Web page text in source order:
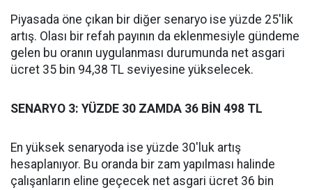
Piyasada öne çıkan bir diğer senaryo ise yüzde 25'lik
artış. Olası bir refah payının da eklenmesiyle gündeme
gelen bu oranın uygulanması durumunda net asgari
ücret 35 bin 94,38 TL seviyesine yükselecek.
SENARYO 3: YÜZDE 30 ZAMDA 36 BİN 498 TL
En yüksek senaryoda ise yüzde 30'luk artış
hesaplanıyor. Bu oranda bir zam yapılması halinde
çalışanların eline geçecek net asgari ücret 36 bin